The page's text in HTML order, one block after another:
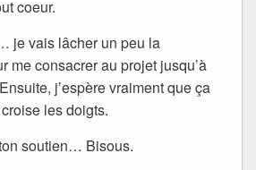
coeur.
je vais lâcher un peu la
me consacrer au projet jusqu’à
j’espère vraiment que ça
les doigts.
soutien… Bisous.